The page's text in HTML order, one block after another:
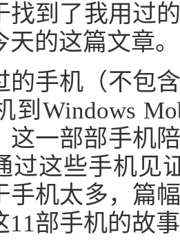
找到了我用过
的这篇文章。
机（不包含
到Windows
这一部部手机
过这些手机见
手机太多，篇
11部手机的故